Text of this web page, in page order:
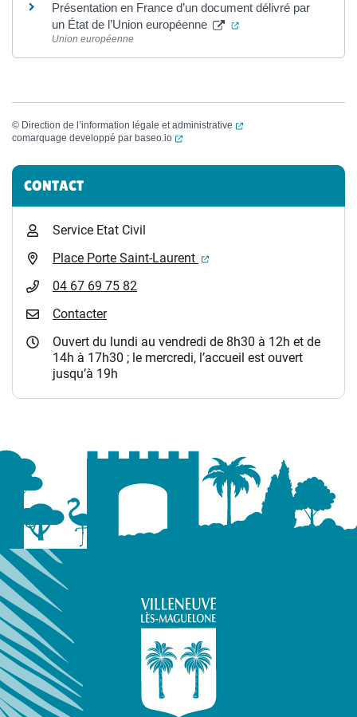
Présentation en France d’un document délivré par
un État de l’Union européenne
(ouverture dans un
Union européenne
© Direction de l’information légale et administrative
(ouverture dans un
comarquage developpé par baseo.io (ouverture dans un nouvel onglet)
Informations complémentaires
CONTACT
Service Etat Civil
Place Porte Saint-Laurent
(ouverture dans un
04 67 69 75 82
Contacter
Ouvert du lundi au vendredi de 8h30 à 12h et de
14h à 17h30 ; le mercredi, l’accueil est ouvert
jusqu’à 19h